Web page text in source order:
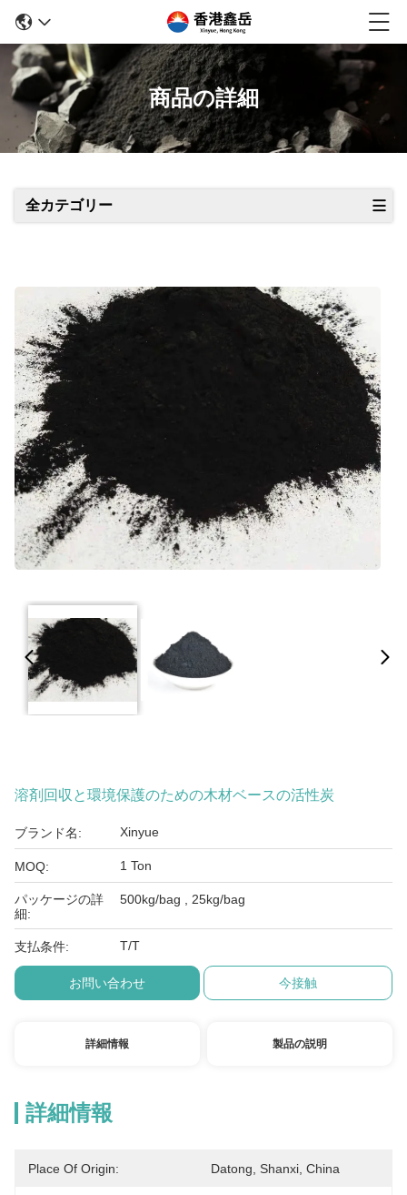
商品の詳細
全カテゴリー
溶剤回収と環境保護のための木材ベースの活性炭
ブランド名: Xinyue
MOQ: 1 Ton
パッケージの詳
細:
500kg/bag , 25kg/bag
支払条件: T/T
お問い合わせ 今接触
詳細情報 製品の説明
詳細情報
Place Of Origin: Datong, Shanxi, China